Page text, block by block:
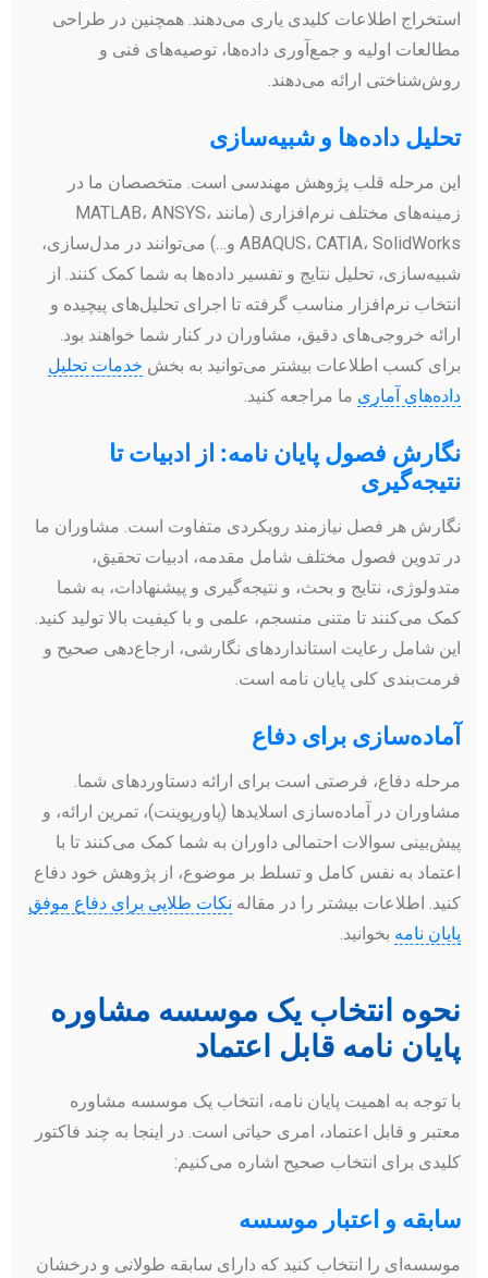
استخراج اطلاعات کلیدی یاری می‌دهند. همچنین در طراحی
مطالعات اولیه و جمع‌آوری داده‌ها، توصیه‌های فنی و
روش‌شناختی ارائه می‌دهند.
تحلیل داده‌ها و شبیه‌سازی
این مرحله قلب پژوهش مهندسی است. متخصصان ما در
زمینه‌های مختلف نرم‌افزاری (مانند MATLAB، ANSYS،
ABAQUS، CATIA، SolidWorks و…) می‌توانند در مدل‌سازی،
شبیه‌سازی، تحلیل نتایج و تفسیر داده‌ها به شما کمک کنند. از
انتخاب نرم‌افزار مناسب گرفته تا اجرای تحلیل‌های پیچیده و
ارائه خروجی‌های دقیق، مشاوران در کنار شما خواهند بود.
برای کسب اطلاعات بیشتر می‌توانید به بخش خدمات تحلیل
داده‌های آماری ما مراجعه کنید.
نگارش فصول پایان نامه: از ادبیات تا
نتیجه‌گیری
نگارش هر فصل نیازمند رویکردی متفاوت است. مشاوران ما
در تدوین فصول مختلف شامل مقدمه، ادبیات تحقیق،
متدولوژی، نتایج و بحث، و نتیجه‌گیری و پیشنهادات، به شما
کمک می‌کنند تا متنی منسجم، علمی و با کیفیت بالا تولید کنید.
این شامل رعایت استانداردهای نگارشی، ارجاع‌دهی صحیح و
فرمت‌بندی کلی پایان نامه است.
آماده‌سازی برای دفاع
مرحله دفاع، فرصتی است برای ارائه دستاوردهای شما.
مشاوران در آماده‌سازی اسلایدها (پاورپوینت)، تمرین ارائه، و
پیش‌بینی سوالات احتمالی داوران به شما کمک می‌کنند تا با
اعتماد به نفس کامل و تسلط بر موضوع، از پژوهش خود دفاع
کنید. اطلاعات بیشتر را در مقاله نکات طلایی برای دفاع موفق
پایان نامه بخوانید.
نحوه انتخاب یک موسسه مشاوره
پایان نامه قابل اعتماد
با توجه به اهمیت پایان نامه، انتخاب یک موسسه مشاوره
معتبر و قابل اعتماد، امری حیاتی است. در اینجا به چند فاکتور
کلیدی برای انتخاب صحیح اشاره می‌کنیم:
سابقه و اعتبار موسسه
موسسه‌ای را انتخاب کنید که دارای سابقه طولانی و درخشان